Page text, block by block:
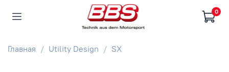
0
Главная Utility Design SX